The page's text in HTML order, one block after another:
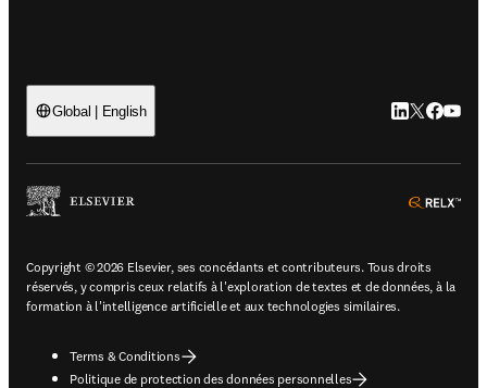
Global | English LinkedIn
Twitter
Copyright © 2026 Elsevier, ses concédants et contributeurs. Tous droits
réservés, y compris ceux relatifs à l'exploration de textes et de données, à la
formation à l'intelligence artificielle et aux technologies similaires.
Terms & Conditions
Politique de protection des données personnelles